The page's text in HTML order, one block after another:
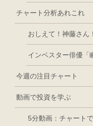
チャート分析あれこれ
おしえて！神藤さん！
インベスター俳優「
今週の注目チャート
動画で投資を学ぶ
5分動画：チャート